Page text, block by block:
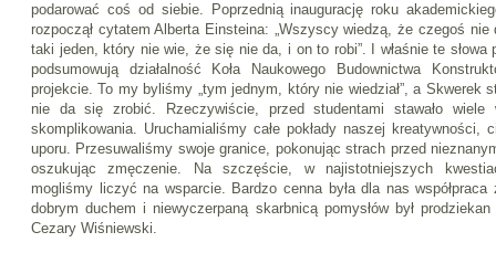
podarować coś od siebie. Poprzednią inaugurację roku
rozpoczął cytatem Alberta Einsteina: „Wszyscy wiedzą, że czegoś
taki jeden, który nie wie, że się nie da, i on to robi”. I właśnie te słowa
podsumowują działalność Koła Naukowego Budownictwa
projekcie. To my byliśmy „tym jednym, który nie wiedział”, a Skwerek
nie da się zrobić. Rzeczywiście, przed studentami stawało wiele
skomplikowania. Uruchamialiśmy całe pokłady naszej kreatywności,
uporu. Przesuwaliśmy swoje granice, pokonując strach przed
oszukując zmęczenie. Na szczęście, w najistotniejszych
mogliśmy liczyć na wsparcie. Bardzo cenna była dla nas współpraca
dobrym duchem i niewyczerpaną skarbnicą pomysłów był
Cezary Wiśniewski.